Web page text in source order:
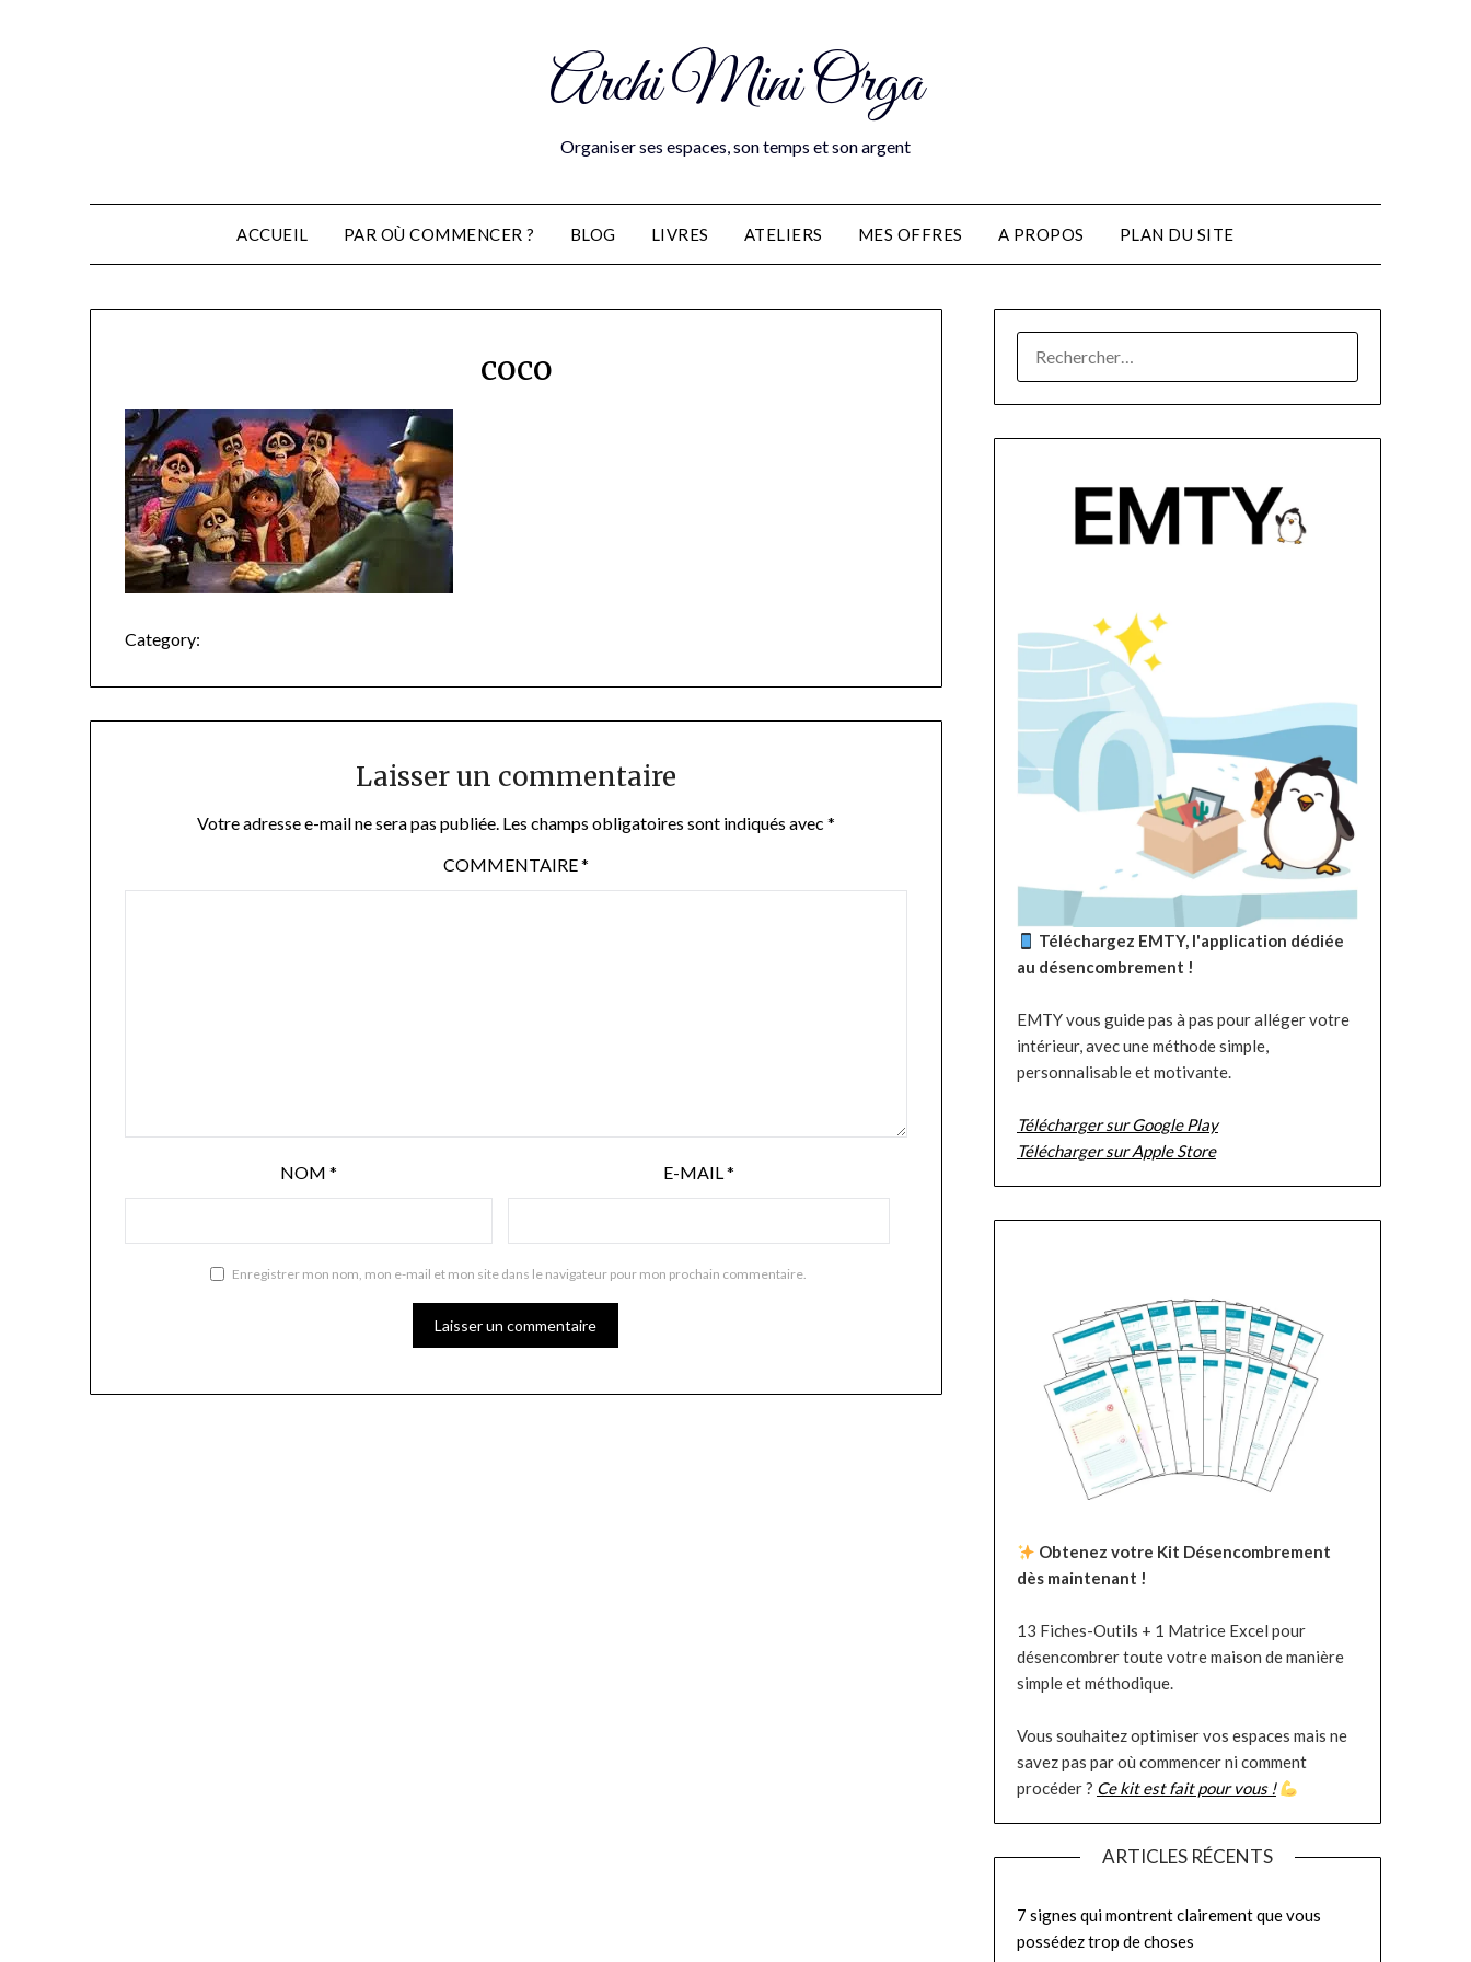
Archi Mini Orga
Organiser ses espaces, son temps et son argent
ACCUEIL PAR OÙ COMMENCER ? BLOG LIVRES ATELIERS MES OFFRES A PROPOS PLAN DU SITE
coco
Category:
Laisser un commentaire
Votre adresse e-mail ne sera pas publiée. Les champs obligatoires sont indiqués avec *
COMMENTAIRE*
NOM* E-MAIL*
Enregistrer mon nom, mon e-mail et mon site dans le navigateur pour mon prochain commentaire.
Téléchargez EMTY, l'application dédiée
au désencombrement !
EMTY vous guide pas à pas pour alléger votre
intérieur, avec une méthode simple,
personnalisable et motivante.
Télécharger sur Google Play
Télécharger sur Apple Store
Obtenez votre Kit Désencombrement
dès maintenant !
13 Fiches-Outils + 1 Matrice Excel pour
désencombrer toute votre maison de manière
simple et méthodique.
Vous souhaitez optimiser vos espaces mais ne
savez pas par où commencer ni comment
procéder ? Ce kit est fait pour vous !
ARTICLES RÉCENTS
7 signes qui montrent clairement que vous
possédez trop de choses